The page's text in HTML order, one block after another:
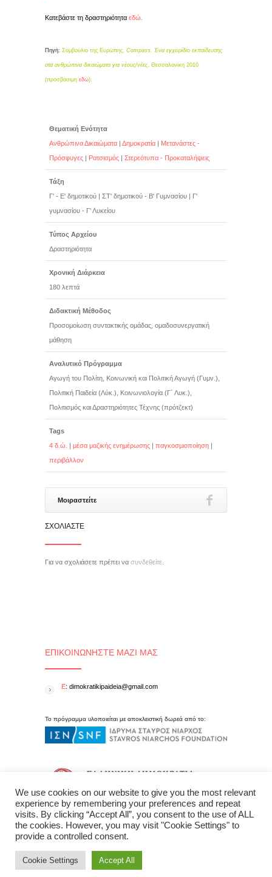
Κατεβάστε τη δραστηριότητα εδώ
Πηγή: Συμβούλιο της Ευρώπης, Compass. Ένα εγχειρίδιο εκπαίδευσης
στα ανθρώπινα δικαιώματα για νέους/νέες, Θεσσαλονίκη 2010
(προσβάσιμη εδώ).
Θεματική Ενότητα
Ανθρώπινα Δικαιώματα | Δημοκρατία | Μετανάστες -
Πρόσφυγες | Ρατσισμός | Στερεότυπα - Προκαταλήψεις
Τάξη
Γ' - Ε' δημοτικού | ΣΤ' δημοτικού - Β' Γυμνασίου | Γ'
γυμνασίου - Γ' Λυκείου
Τύπος Αρχείου
Δραστηριότητα
Χρονική Διάρκεια
180 λεπτά
Διδακτική Μέθοδος
Προσομοίωση συντακτικής ομάδας, ομαδοσυνεργατική
μάθηση
Αναλυτικό Πρόγραμμα
Αγωγή του Πολίτη, Κοινωνική και Πολιτική Αγωγή (Γυμν.),
Πολιτική Παιδεία (Λύκ.), Κοινωνιολογία (Γ΄ Λυκ.),
Πολιτισμός και Δραστηριότητες Τέχνης (πρότζεκτ)
Tags
4 δ.ώ.
| μέσα μαζικής ενημέρωσης | παγκοσμιοποίηση |
περιβάλλον
Μοιραστείτε
ΣΧΟΛΙΆΣΤΕ
Για να σχολιάσετε πρέπει να συνδεθείτε
ΕΠΙΚΟΙΝΩΝΉΣΤΕ ΜΑΖΊ ΜΑΣ
E: dimokratikipaideia@gmail.com
Το πρόγραμμα υλοποιείται με αποκλειστική δωρεά από το:
We use cookies on our website to give you the most relevant
experience by remembering your preferences and repeat
visits. By clicking “Accept All”, you consent to the use of ALL
the cookies. However, you may visit "Cookie Settings" to
provide a controlled consent.
Cookie Settings Accept All